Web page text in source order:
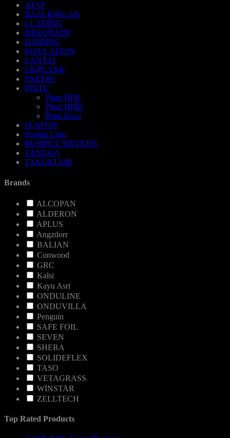
ATAP
BAJA RINGAN
CLADING
DEKORATIF
DINDING
INSULATION
LANTAI
LISPLANK
PARTISI
PINTU
Pintu HDF
Pintu HMR
Pintu Kaca
PLAFON
Produk Lain
RUMPUT SINTETIS
TANGGA
TANGKI AIR
Brands
ALCOPAN
ALDERON
APLUS
Angzdorr
BALIAN
Conwood
GRC
Kalsi
Kayu Asri
ONDULINE
ONDUVILLA
Penguin
SAFE FOIL
SEVEN
SHERA
SOLIDEFLEX
TASO
VETAGRASS
WINSTAR
ZELLTECH
Top Rated Products